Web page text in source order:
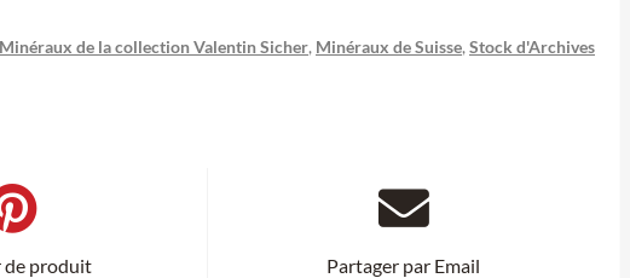
Minéraux de la collection Valentin Sicher, Minéraux de Suisse, Stock d'Archives
de produit Partager par Email